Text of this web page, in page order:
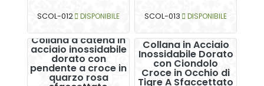
SCOL-012 DISPONIBILE SCOL-013 DISPONIBILE
Collana a catena in
acciaio inossidabile
dorato con
pendente a croce in
quarzo rosa
Collana in Acciaio
Inossidabile Dorato
con Ciondolo
Croce in Occhio di
Tigre A Sfaccettato